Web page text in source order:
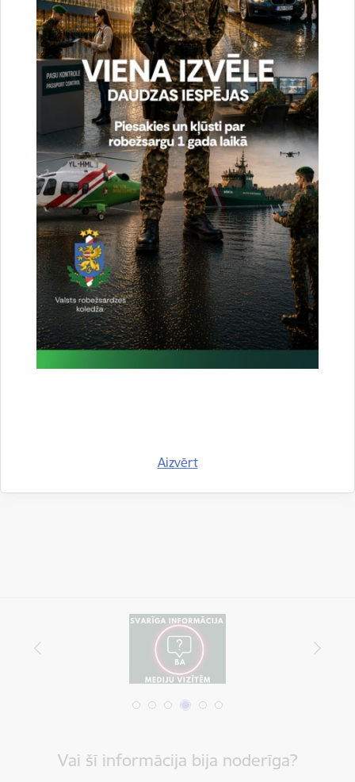
Aizvērt
Projekta īstenotājs – Valsts robežsardze, vadošā iestāde –
Iekšlietu ministrija.
Projektu līdzfinansē Eiropas savienība.
#ESfondi, #EUFunds #EUinmyregion, #InvestEU,
#ESfondiDROSIBA
Informāciju sagatavoja: Evija Bautra,
Valsts robežsardzes Galvenās pārvaldes Starptautiskās
sadarbības pārvaldes lietvede
Vai šī informācija bija noderīga?